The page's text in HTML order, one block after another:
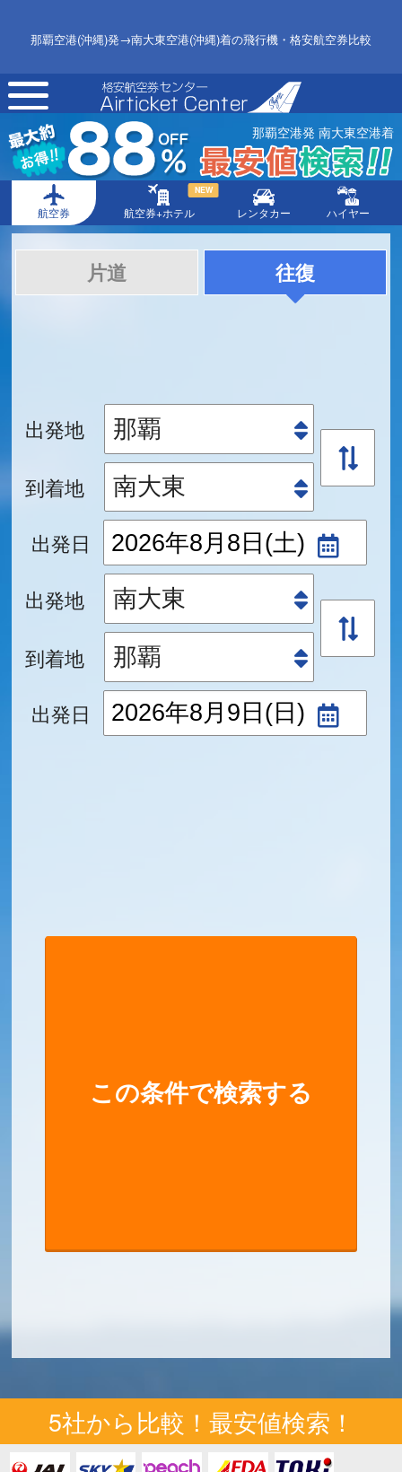
那覇空港(沖縄)発→南大東空港(沖縄)着の飛行機・格安航空券比較
toggle
navigation
那覇空港発 南大東空港着
航空券 航空券+ホテル
NEW
レンタカー ハイヤー
片道 往復
出発地
到着地
出発日
出発地
到着地
出発日
5社から比較！最安値検索！